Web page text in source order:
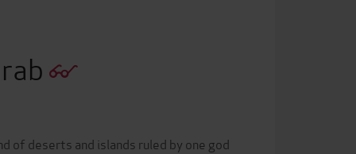
of deserts and islands ruled by one god